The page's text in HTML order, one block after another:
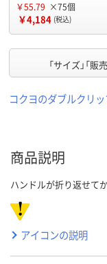
￥55.79 ×75個
￥4,184 (税込)
「サイズ」「
コクヨのダブルクリ
商品説明
ハンドルが折り返せて
アイコンの説明